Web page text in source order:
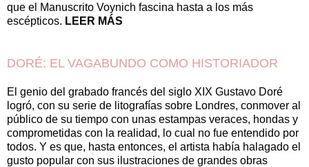
que el Manuscrito Voynich fascina hasta a los más
escépticos. LEER MÁS
DORÉ: EL VAGABUNDO COMO HISTORIADOR
El genio del grabado francés del siglo XIX Gustavo Doré
logró, con su serie de litografías sobre Londres, conmover al
público de su tiempo con unas estampas veraces, hondas y
comprometidas con la realidad, lo cual no fue entendido por
todos. Y es que, hasta entonces, el artista había halagado el
gusto popular con sus ilustraciones de grandes obras